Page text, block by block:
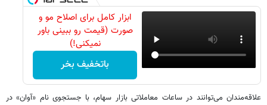
ابزار کامل برای اصلاح مو و
صورت (قیمت رو ببینی باور
نمیکنی!)
باتخفیف بخر
علاقه‌مندان می‌توانند در ساعات معاملاتی بازار سهام، با جستجوی نام «آوان» در